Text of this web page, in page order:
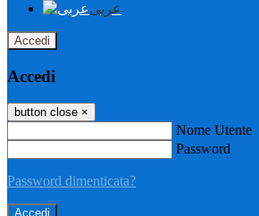
عربى
Accedi
Accedi
button close ×
Nome Utente
Password
Password dimenticata?